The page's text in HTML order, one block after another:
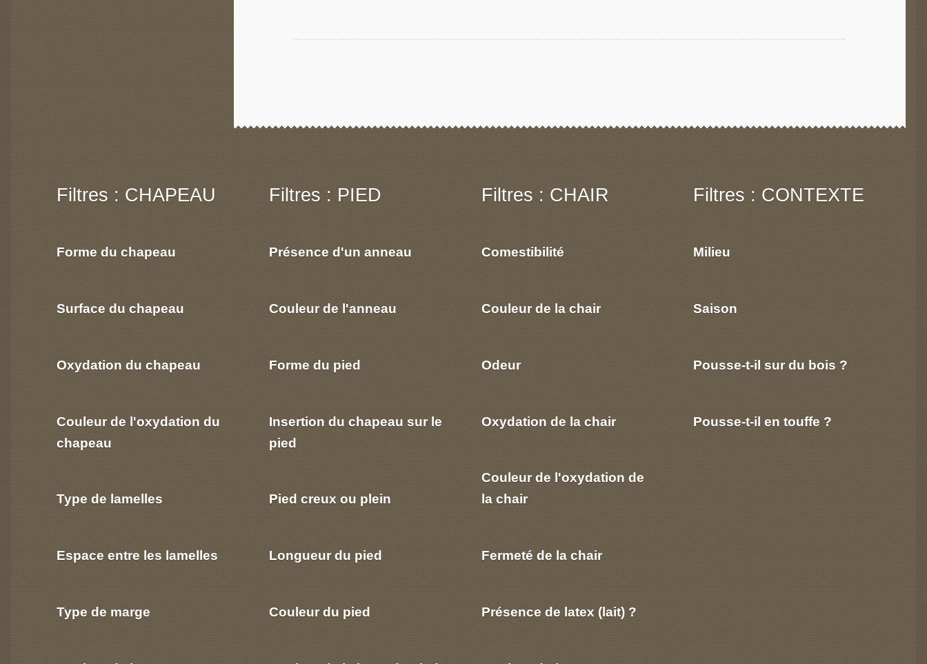
Filtres : CHAPEAU
Forme du chapeau
Surface du chapeau
Oxydation du chapeau
Couleur de l'oxydation du
chapeau
Type de lamelles
Espace entre les lamelles
Type de marge
Filtres : PIED
Présence d'un anneau
Couleur de l'anneau
Forme du pied
Insertion du chapeau sur le
pied
Pied creux ou plein
Longueur du pied
Couleur du pied
Filtres : CHAIR
Comestibilité
Couleur de la chair
Odeur
Oxydation de la chair
Couleur de l'oxydation de
la chair
Fermeté de la chair
Présence de latex (lait) ?
Filtres : CONTEXTE
Milieu
Saison
Pousse-t-il sur du bois ?
Pousse-t-il en touffe ?